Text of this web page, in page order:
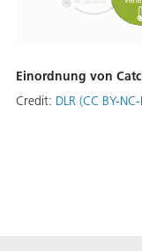
Einordnung von
Credit: DLR (CC BY-